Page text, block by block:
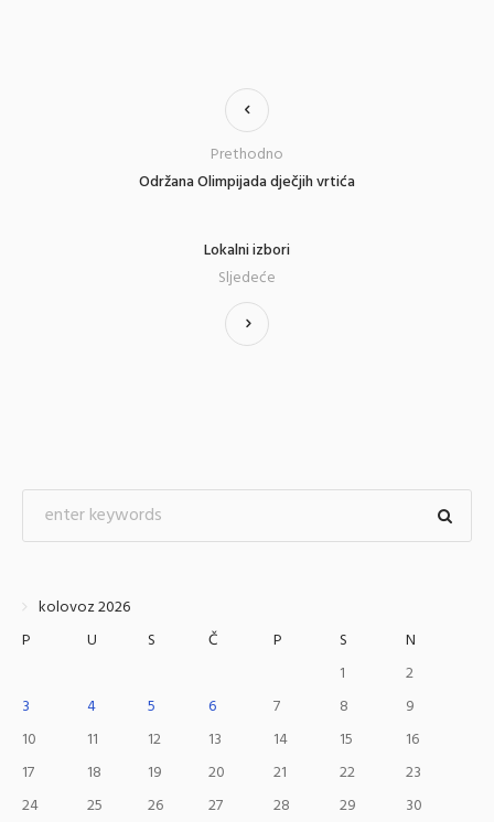
Održana Olimpijada dječjih vrtića
Prethodno
Lokalni izbori
Sljedeće
kolovoz 2026
P
U S Č P S
N
1
2
3
4 5 6 7 8
9
10
11 12 13 14 15
16
17
18 19 20 21 22
23
24
25 26 27 28 29
30